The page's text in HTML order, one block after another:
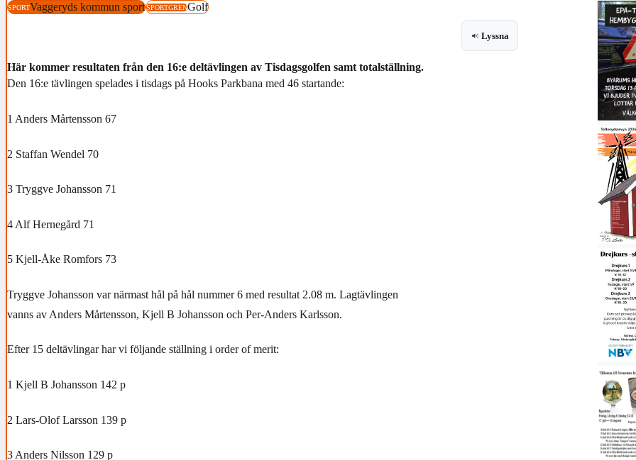
SPORTVaggeryds kommun sportSPORTGRENGolf
Lyssna
Här kommer resultaten från den 16:e deltävlingen av Tisdagsgolfen samt totalställning.
Den 16:e tävlingen spelades i tisdags på Hooks Parkbana med 46 startande:
1 Anders Mårtensson 67
2 Staffan Wendel 70
3 Tryggve Johansson 71
4 Alf Hernegård 71
5 Kjell-Åke Romfors 73
Tryggve Johansson var närmast hål på hål nummer 6 med resultat 2.08 m. Lagtävlingen
vanns av Anders Mårtensson, Kjell B Johansson och Per-Anders Karlsson.
Efter 15 deltävlingar har vi följande ställning i order of merit:
1 Kjell B Johansson 142 p
2 Lars-Olof Larsson 139 p
3 Anders Nilsson 129 p